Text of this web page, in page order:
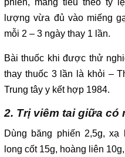
lượng vừa đủ vào miếng
mỗi 2 – 3 ngày thay 1 lần.
Bài thuốc khi được thử
thay thuốc 3 lần là khỏi –
Trung tây y kết hợp 1984.
2. Trị viêm tai giữa có
Dùng băng phiến 2,5g,
long cốt 15g, hoàng liên